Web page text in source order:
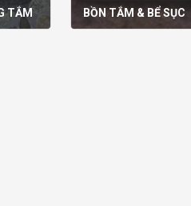
TẮM BỒN TẮM & BỂ SỤC